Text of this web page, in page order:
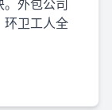
外包公司
环卫工人全